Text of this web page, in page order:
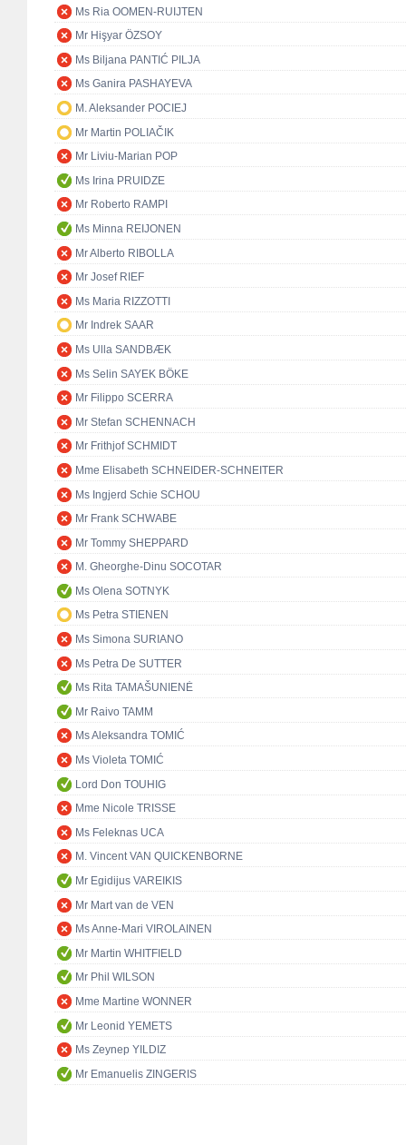
Ms Ria OOMEN-RUIJTEN
Mr Hişyar ÖZSOY
Ms Biljana PANTIĆ PILJA
Ms Ganira PASHAYEVA
M. Aleksander POCIEJ
Mr Martin POLIAČIK
Mr Liviu-Marian POP
Ms Irina PRUIDZE
Mr Roberto RAMPI
Ms Minna REIJONEN
Mr Alberto RIBOLLA
Mr Josef RIEF
Ms Maria RIZZOTTI
Mr Indrek SAAR
Ms Ulla SANDBÆK
Ms Selin SAYEK BÖKE
Mr Filippo SCERRA
Mr Stefan SCHENNACH
Mr Frithjof SCHMIDT
Mme Elisabeth SCHNEIDER-SCHNEITER
Ms Ingjerd Schie SCHOU
Mr Frank SCHWABE
Mr Tommy SHEPPARD
M. Gheorghe-Dinu SOCOTAR
Ms Olena SOTNYK
Ms Petra STIENEN
Ms Simona SURIANO
Ms Petra De SUTTER
Ms Rita TAMAŠUNIENĖ
Mr Raivo TAMM
Ms Aleksandra TOMIĆ
Ms Violeta TOMIĆ
Lord Don TOUHIG
Mme Nicole TRISSE
Ms Feleknas UCA
M. Vincent VAN QUICKENBORNE
Mr Egidijus VAREIKIS
Mr Mart van de VEN
Ms Anne-Mari VIROLAINEN
Mr Martin WHITFIELD
Mr Phil WILSON
Mme Martine WONNER
Mr Leonid YEMETS
Ms Zeynep YILDIZ
Mr Emanuelis ZINGERIS